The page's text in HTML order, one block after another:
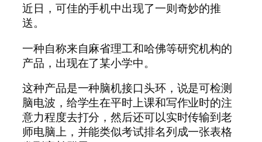
近日，可佳的手机中出现了一则奇妙的推
送。
一种自称来自麻省理工和哈佛等研究机构的
产品，出现在了某小学中。
这种产品是一种脑机接口头环，说是可检测
脑电波，给学生在平时上课和写作业时的注
意力程度去打分，然后还可以实时传输到老
师电脑上，并能类似考试排名列成一张表格